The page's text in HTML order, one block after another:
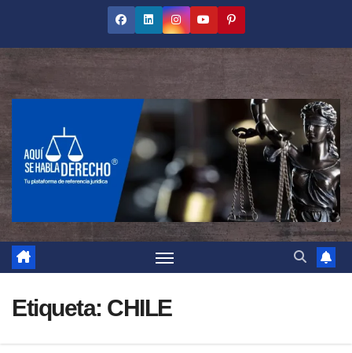
contenido
Etiqueta: CHILE